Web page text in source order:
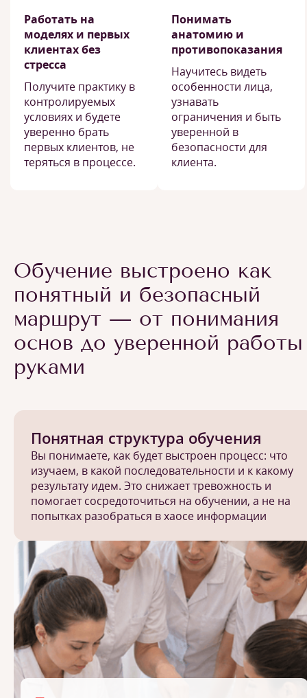
Работать на
моделях и первых
клиентах без
стресса
Получите практику в
контролируемых
условиях и будете
уверенно брать
первых клиентов, не
теряться в процессе.
Понимать
анатомию и
противопоказания
Научитесь видеть
особенности лица,
узнавать
ограничения и быть
уверенной в
безопасности для
клиента.
Обучение выстроено как
понятный и безопасный
маршрут — от понимания
основ до уверенной работы
руками
Понятная структура обучения
Вы понимаете, как будет выстроен процесс: что
изучаем, в какой последовательности и к какому
результату идем. Это снижает тревожность и
помогает сосредоточиться на обучении, а не на
попытках разобраться в хаосе информации